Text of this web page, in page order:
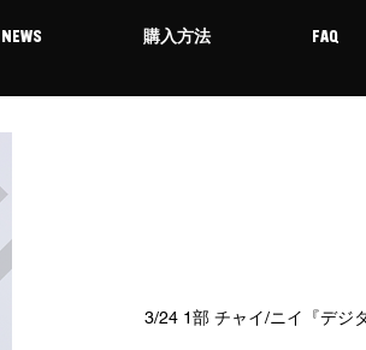
NEWS 購入方法 FAQ
3/24 1部 チャイ/ニイ『デジ